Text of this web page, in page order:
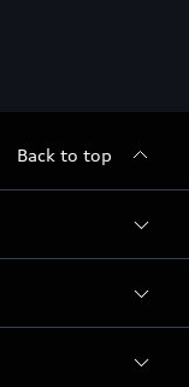
Back to top